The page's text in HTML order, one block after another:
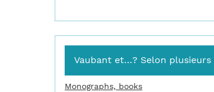
Vaubant et…? Selon plusieurs
Monographs, books